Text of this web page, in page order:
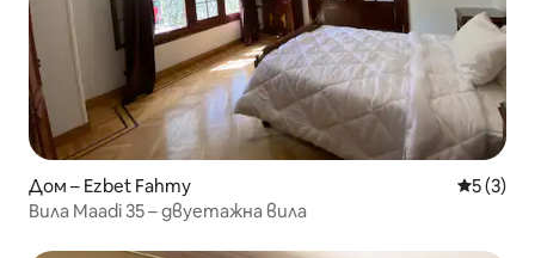
Дом – Ezbet Fahmy Средна
5 (3)
Вила Maadi 35 – двуетажна вила